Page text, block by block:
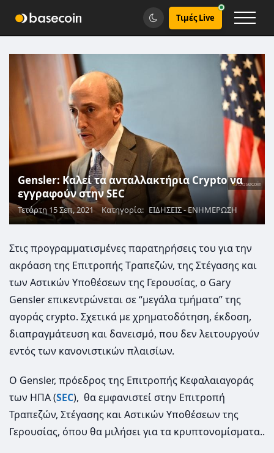
Τιμές Live
Gensler: Καλεί τα ανταλλακτήρια Crypto να
εγγραφούν στην SEC
Τετάρτη 15 Σεπ, 2021 Κατηγορία: ΕΙΔΗΣΕΙΣ - ΕΝΗΜΕΡΩΣΗ
Στις προγραμματισμένες παρατηρήσεις του για την
ακρόαση της Επιτροπής Tραπεζών, της Στέγασης και
των Αστικών Υποθέσεων της Γερουσίας, ο Gary
Gensler επικεντρώνεται σε “μεγάλα τμήματα” της
αγοράς crypto. Σχετικά με χρηματοδότηση, έκδοση,
διαπραγμάτευση και δανεισμό, που δεν λειτουργούν
εντός των κανονιστικών πλαισίων.
Ο Gensler, πρόεδρος της Επιτροπής Κεφαλαιαγοράς
των ΗΠΑ (SEC), θα εμφανιστεί στην Επιτροπή
Τραπεζών, Στέγασης και Αστικών Υποθέσεων της
Γερουσίας, όπου θα μιλήσει για τα κρυπτονομίσματα..